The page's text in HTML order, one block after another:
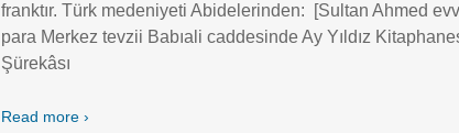
franktır. Türk medeniyeti Abidelerinden: [Sultan Ahmed
para Merkez tevzii Babıali caddesinde Ay Yıldız
Şürekâsı
Read more ›